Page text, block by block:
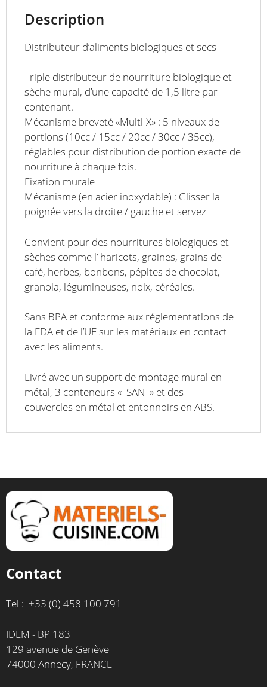
Description
Distributeur d’aliments biologiques et secs
Triple distributeur de nourriture biologique et
sèche mural, d’une capacité de 1,5 litre par
contenant.
Mécanisme breveté «Multi-X» : 5 niveaux de
portions (10cc / 15cc / 20cc / 30cc / 35cc),
réglables pour distribution de portion exacte de
nourriture à chaque fois.
Fixation murale
Mécanisme (en acier inoxydable) : Glisser la
poignée vers la droite / gauche et servez
Convient pour des nourritures biologiques et
sèches comme l’ haricots, graines, grains de
café, herbes, bonbons, pépites de chocolat,
granola, légumineuses, noix, céréales.
Sans BPA et conforme aux réglementations de
la FDA et de l’UE sur les matériaux en contact
avec les aliments.
Livré avec un support de montage mural en
métal, 3 conteneurs « SAN » et des
couvercles en métal et entonnoirs en ABS.
Contact
Tel : +33 (0) 458 100 791
IDEM - BP 183
129 avenue de Genève
74000 Annecy, FRANCE